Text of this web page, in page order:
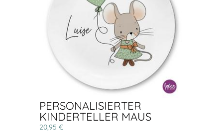
PERSONALISIERTER
KINDERTELLER MAUS
20,95 €